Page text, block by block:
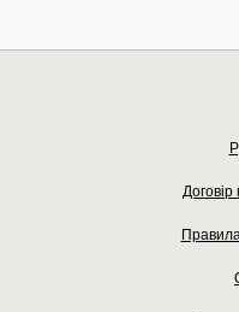
Договір